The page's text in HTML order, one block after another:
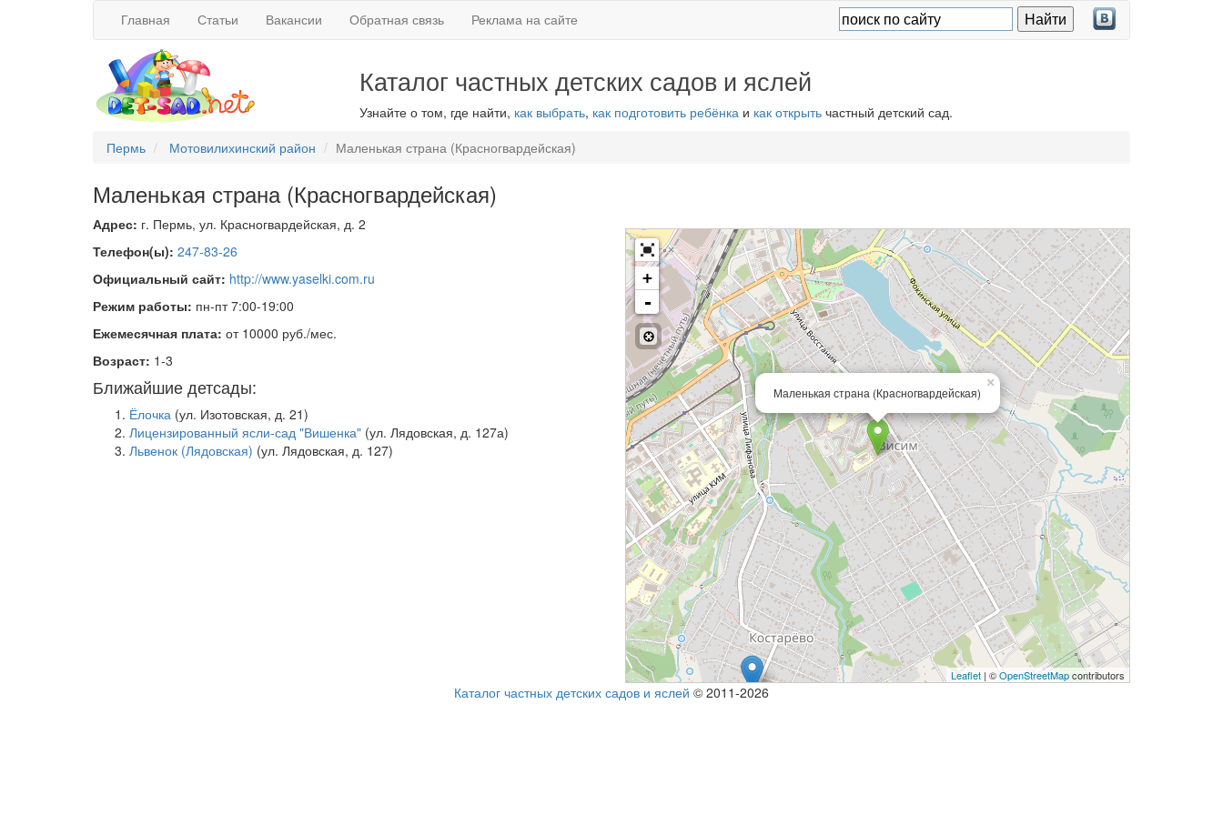
Главная Статьи Вакансии Обратная связь Реклама на сайте
Каталог частных детских садов и яслей
Узнайте о том, где найти, как выбрать, как подготовить ребёнкаи как открытьчастный детский сад.
Пермь
Мотовилихинский район Маленькая страна (Красногвардейская)
Маленькая страна (Красногвардейская)
Адрес: г. Пермь, ул. Красногвардейская, д. 2
Телефон(ы): 247-83-26
Официальный сайт: http://www.yaselki.com.ru
Режим работы: пн-пт 7:00-19:00
Ежемесячная плата: от 10000 руб./мес.
Возраст: 1-3
Ближайшие детсады:
Ёлочка (ул. Изотовская, д. 21)
Лицензированный ясли-сад "Вишенка" (ул. Лядовская, д. 127а)
Львенок (Лядовская) (ул. Лядовская, д. 127)
×
Маленькая страна (Красногвардейская)
+
-
Leaflet | ©OpenStreetMapcontributors
Каталог частных детских садов и яслей © 2011-2026